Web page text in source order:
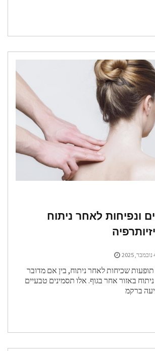
לאחר ניתוח
שכיחות לאחר ניתוח, בין אם מדובר
אחר בגוף. אלו תסמינים טבעיים